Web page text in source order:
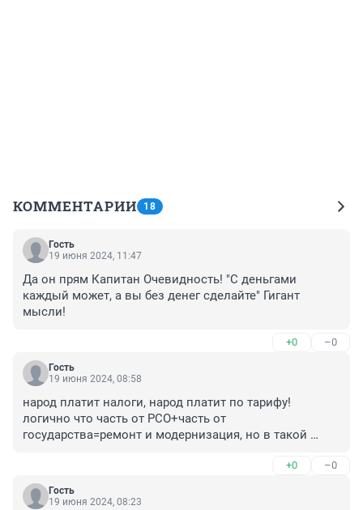
КОММЕНТАРИИ 18
Гость
19 июня 2024, 11:47
Да он прям Капитан Очевидность! "С деньгами
каждый может, а вы без денег сделайте" Гигант
мысли!
+0 –0
Гость
19 июня 2024, 08:58
народ платит налоги, народ платит по тарифу!
логично что часть от РСО+часть от
государства=ремонт и модернизация, но в такой
непонятные отмазки которые перекладывают на
ситуацию в мире и сплошная демогогия как нужно
+0 –0
Гость
19 июня 2024, 08:23